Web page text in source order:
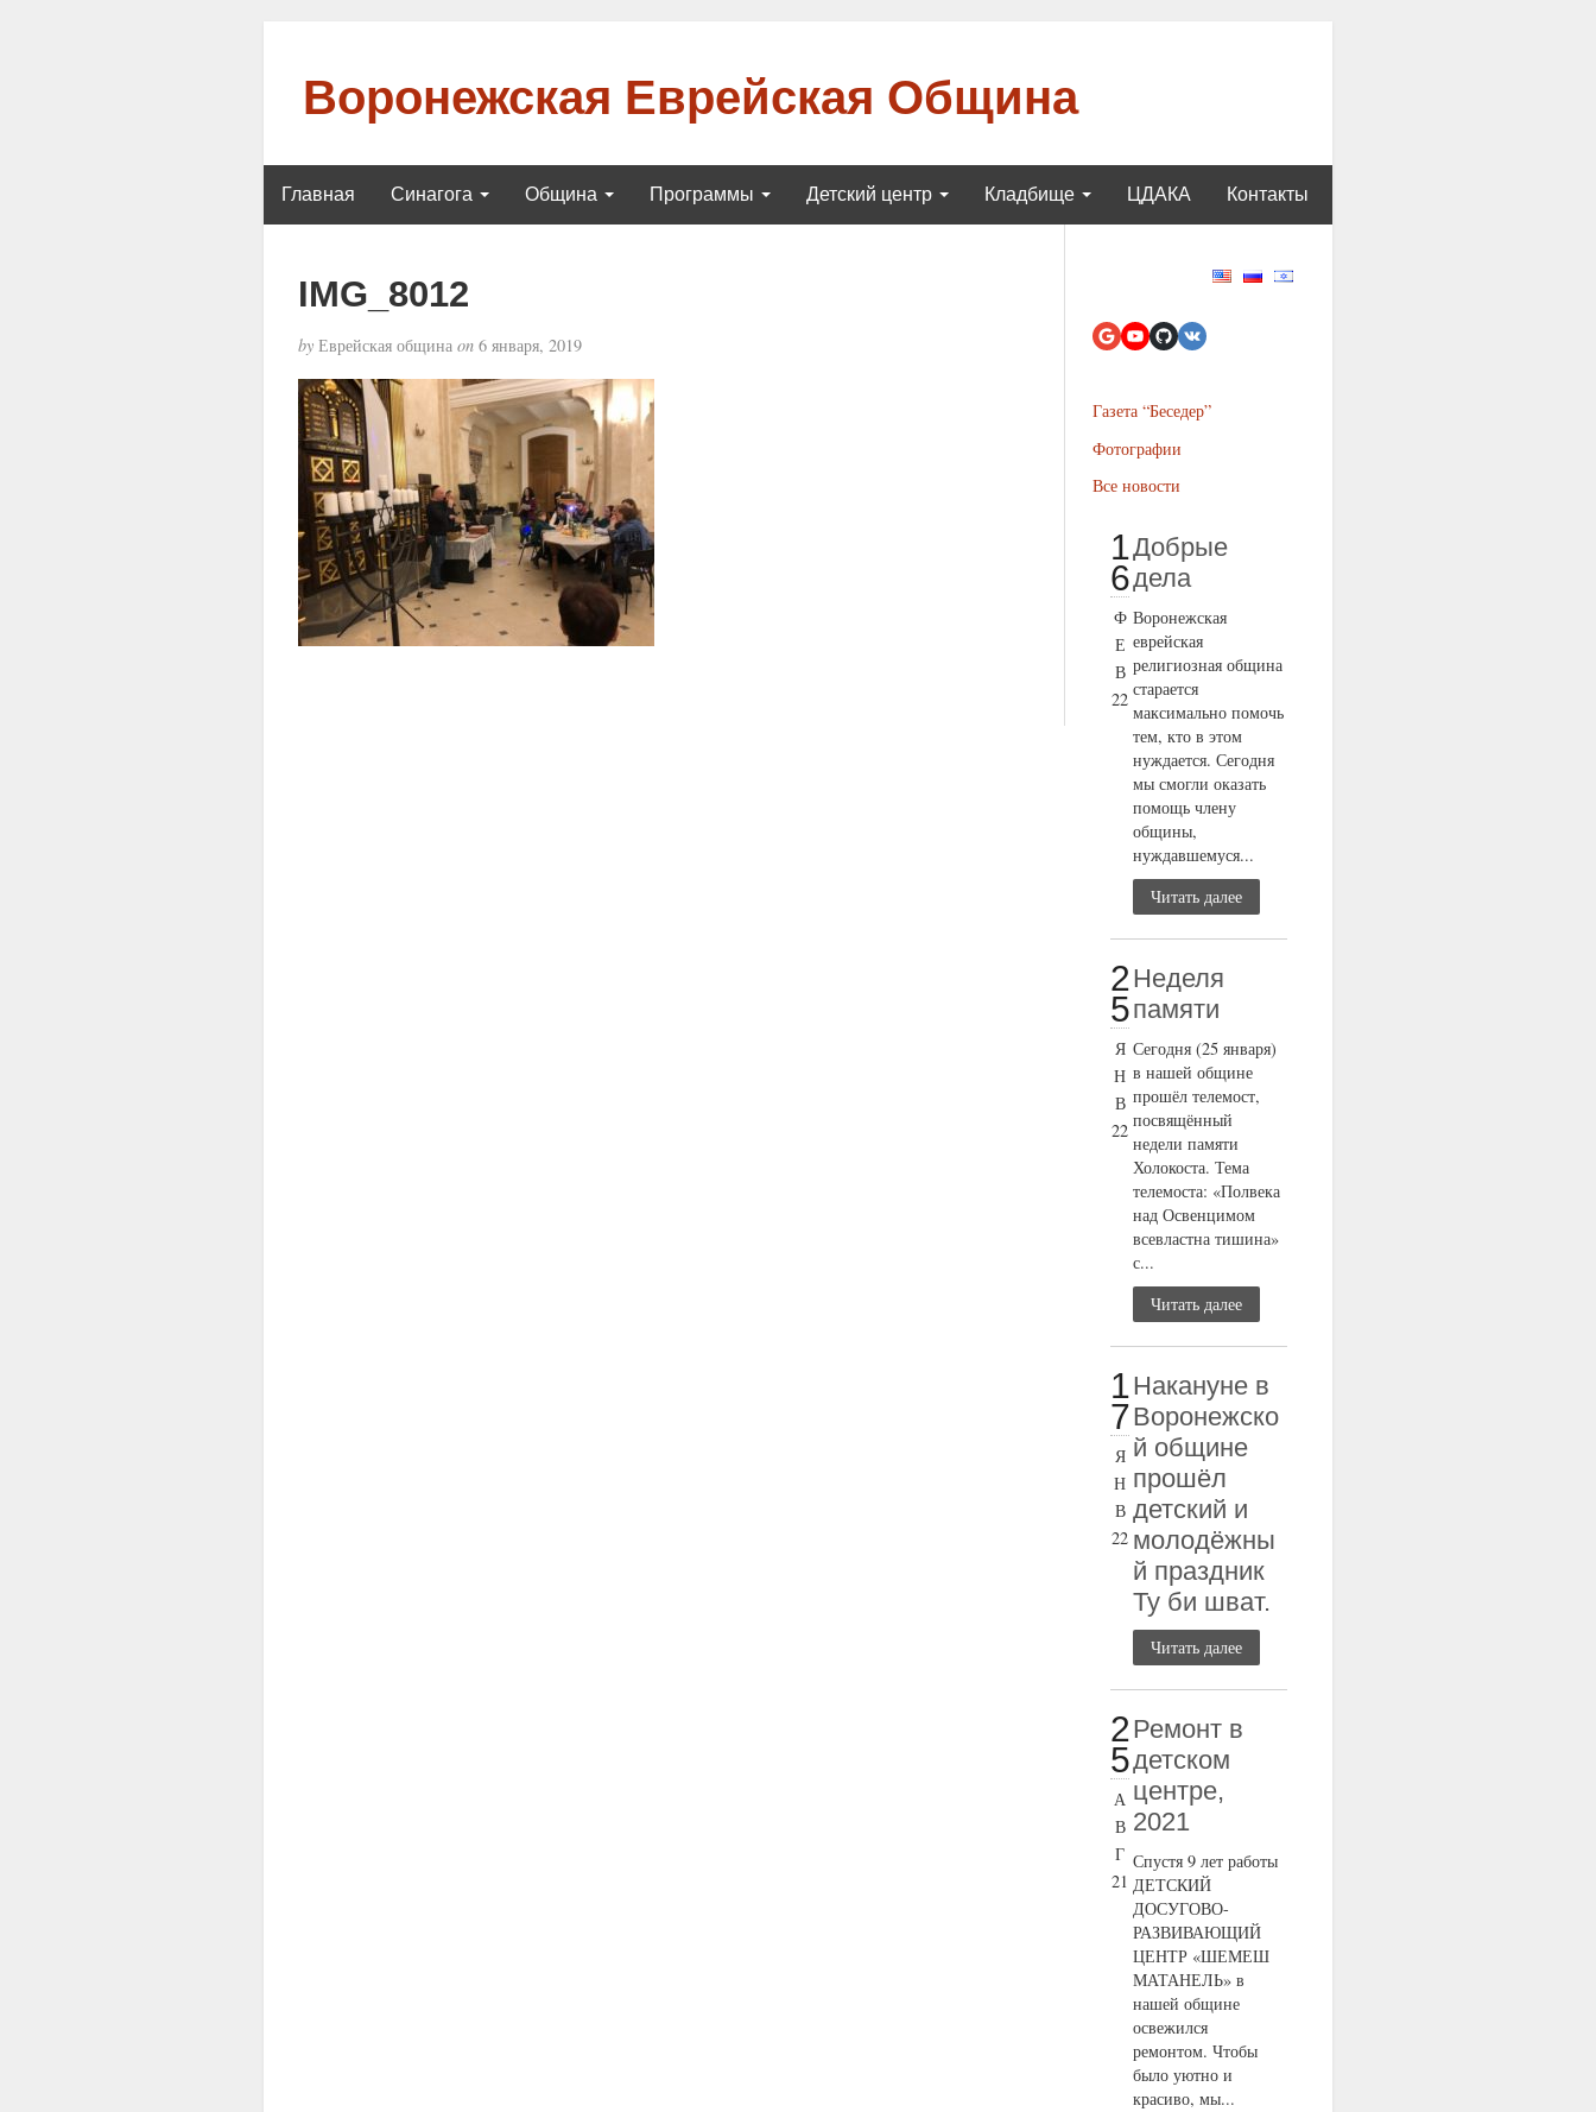
Воронежская Еврейская Община
Главная Синагога Община Программы Детский центр Кладбище ЦДАКА Контакты
IMG_8012
byЕврейская община on6 января, 2019
Газета “Беседер”
Фотографии
Все новости
1
6
Ф
Е
В
22
Добрые
дела
Воронежская
еврейская
религиозная община
старается
максимально помочь
тем, кто в этом
нуждается. Сегодня
мы смогли оказать
помощь члену
общины,
нуждавшемуся...
Читать далее
2
5
Я
Н
В
22
Неделя
памяти
Сегодня (25 января)
в нашей общине
прошёл телемост,
посвящённый
недели памяти
Холокоста. Тема
телемоста: «Полвека
над Освенцимом
всевластна тишина»
с...
Читать далее
1
7
Я
Н
В
22
Накануне в
Воронежско
й общине
прошёл
детский и
молодёжны
й праздник
Ту би шват.
Читать далее
2
5
А
В
Г
21
Ремонт в
детском
центре,
2021
Спустя 9 лет работы
ДЕТСКИЙ
ДОСУГОВО-
РАЗВИВАЮЩИЙ
ЦЕНТР «ШЕМЕШ
МАТАНЕЛЬ» в
нашей общине
освежился
ремонтом. Чтобы
было уютно и
красиво, мы...